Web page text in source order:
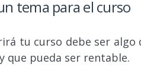
tema para el curso
tu curso debe ser
que pueda ser rentable.